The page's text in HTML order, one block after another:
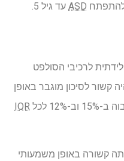
להתפתח ASD עד גיל 5.
לרכיבי הסולפט
קשור לסיכון מוגבר באופן
וב-12% לכל
IQR
קשורה באופן משמעותי